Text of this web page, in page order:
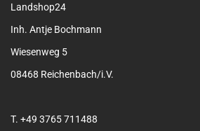
Landshop24
Inh. Antje Bochmann
Wiesenweg 5
08468 Reichenbach/i.V.
T. +49 3765 711488